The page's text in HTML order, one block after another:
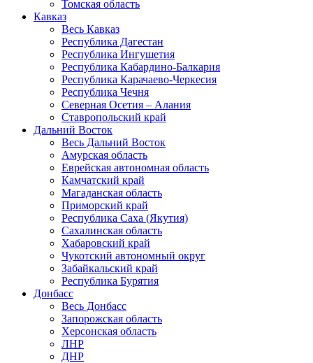
Томская область
Кавказ
Весь Кавказ
Республика Дагестан
Республика Ингушетия
Республика Кабардино-Балкария
Республика Карачаево-Черкесия
Республика Чечня
Северная Осетия – Алания
Ставропольский край
Дальний Восток
Весь Дальний Восток
Амурская область
Еврейская автономная область
Камчатский край
Магаданская область
Приморский край
Республика Саха (Якутия)
Сахалинская область
Хабаровский край
Чукотский автономный округ
Забайкальский край
Республика Бурятия
Донбасс
Весь Донбасс
Запорожская область
Херсонская область
ЛНР
ДНР